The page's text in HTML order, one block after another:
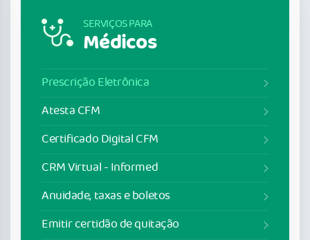
SERVIÇOS PARA
Médicos
Prescrição Eletrônica
Atesta CFM
Certificado Digital CFM
CRM Virtual - Informed
Anuidade, taxas e boletos
Emitir certidão de quitação